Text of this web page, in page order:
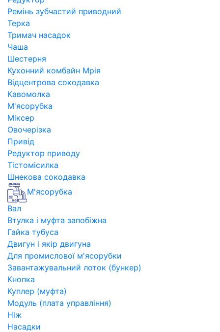
Ремінь зубчастий приводний
Терка
Тримач насадок
Чаша
Шестерня
Кухонний комбайн Мрія
Відцентрова сокодавка
Кавомолка
М'ясорубка
Міксер
Овочерізка
Привід
Редуктор приводу
Тістомісилка
Шнекова сокодавка
М'ясорубка
Вал
Втулка і муфта запобіжна
Гайка тубуса
Двигун і якір двигуна
Для промислової м'ясорубки
Завантажувальний лоток (бункер)
Кнопка
Куплер (муфта)
Модуль (плата управління)
Ніж
Насадки